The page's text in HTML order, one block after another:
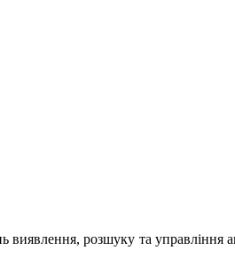
виявлення, розшуку та управління